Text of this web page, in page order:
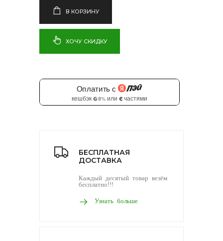
В КОРЗИНУ
ХОЧУ СКИДКУ
БЕСПЛАТНАЯ
ДОСТАВКА
Каждый десятый товар везём
бесплатно!!!
Узнать больше